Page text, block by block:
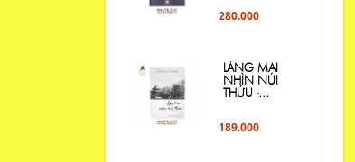
280.000
LÀNG MAI
NHÌN NÚI
THỨU -...
189.000